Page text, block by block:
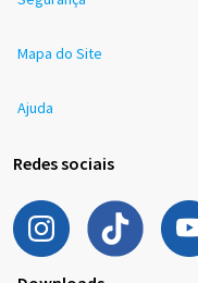
Mapa do Site
Ajuda
Redes sociais